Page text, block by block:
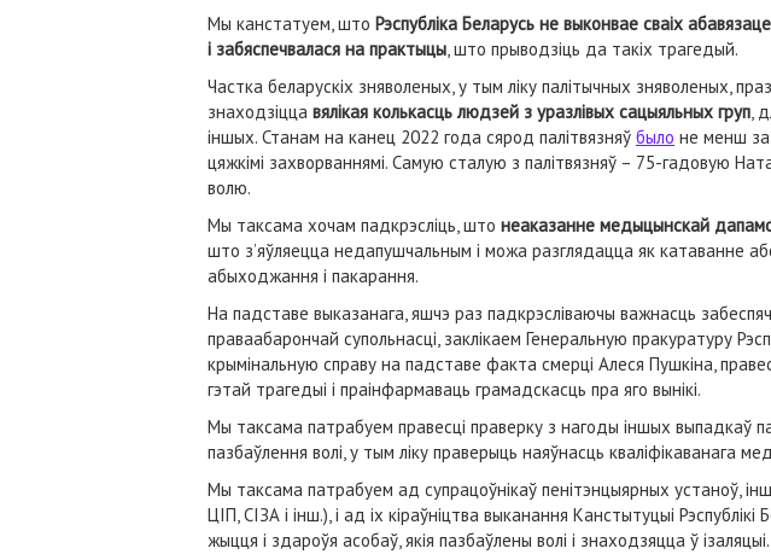
Мы канстатуем, што Рэспубліка Беларусь не выконвае сваіх
і забяспечвалася на практыцы, што прыводзіць да такіх трагедый.
Частка беларускіх зняволеных, у тым ліку палітычных зняволеных,
знаходзіцца вялікая колькасць людзей з уразлівых сацыяльных груп,
іншых. Станам на канец 2022 года сярод палітвязняў было не менш за
цяжкімі захворваннямі. Самую сталую з палітвязняў – 75-гадовую
волю.
Мы таксама хочам падкрэсліць, што неаказанне медыцынскай
што з’яўляецца недапушчальным і можа разглядацца як катаванне
абыходжання і пакарання.
На падставе выказанага, яшчэ раз падкрэсліваючы важнасць
праваабарончай супольнасці, заклікаем Генеральную пракуратуру
крымінальную справу на падставе факта смерці Алеся Пушкіна,
гэтай трагедыі і праінфармаваць грамадскасць пра яго вынікі.
Мы таксама патрабуем правесці праверку з нагоды іншых выпадкаў
пазбаўлення волі, у тым ліку праверыць наяўнасць кваліфікаванага
Мы таксама патрабуем ад супрацоўнікаў пенітэнцыярных устаноў,
ЦІП, СІЗА і інш.), і ад іх кіраўніцтва выканання Канстытуцыі
жыцця і здароўя асобаў, якія пазбаўлены волі і знаходзяцца ў ізаляцыі.